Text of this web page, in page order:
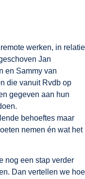
werken, in relatie
Jan
en Sammy van
die vanuit Rvdb op
gegeven aan hun
behoeftes maar
nemen én wat het
nog een stap verder
Dan vertellen we hoe